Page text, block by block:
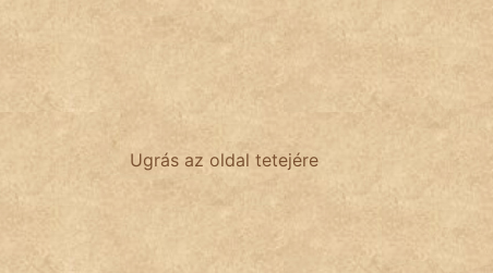
Ugrás az oldal tetejére